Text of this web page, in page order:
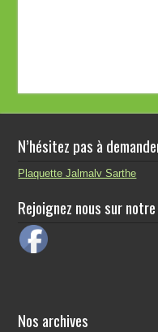
N’hésitez pas à
Plaquette Jalmalv Sarthe
Rejoignez nous sur
Nos archives